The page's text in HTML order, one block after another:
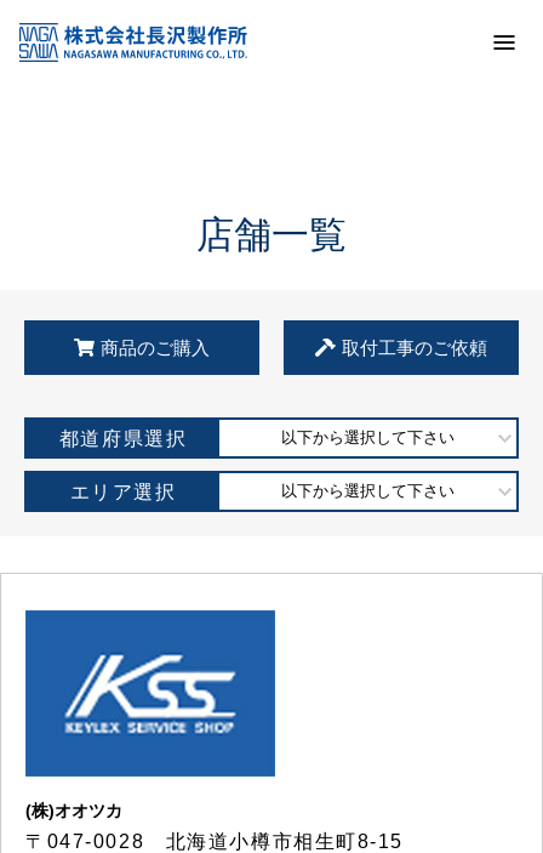
KSS加盟店・取扱店情報
店舗一覧
店舗一覧
商品のご購入 取付工事のご依頼
都道府県選択 以下から選択して下さい
エリア選択 以下から選択して下さい
(株)オオツカ
〒047-0028 北海道小樽市相生町8-15